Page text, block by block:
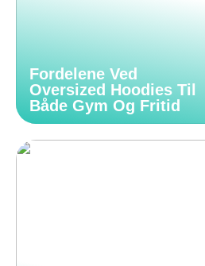
Fordelene Ved
Oversized Hoodies Til
Både Gym Og Fritid